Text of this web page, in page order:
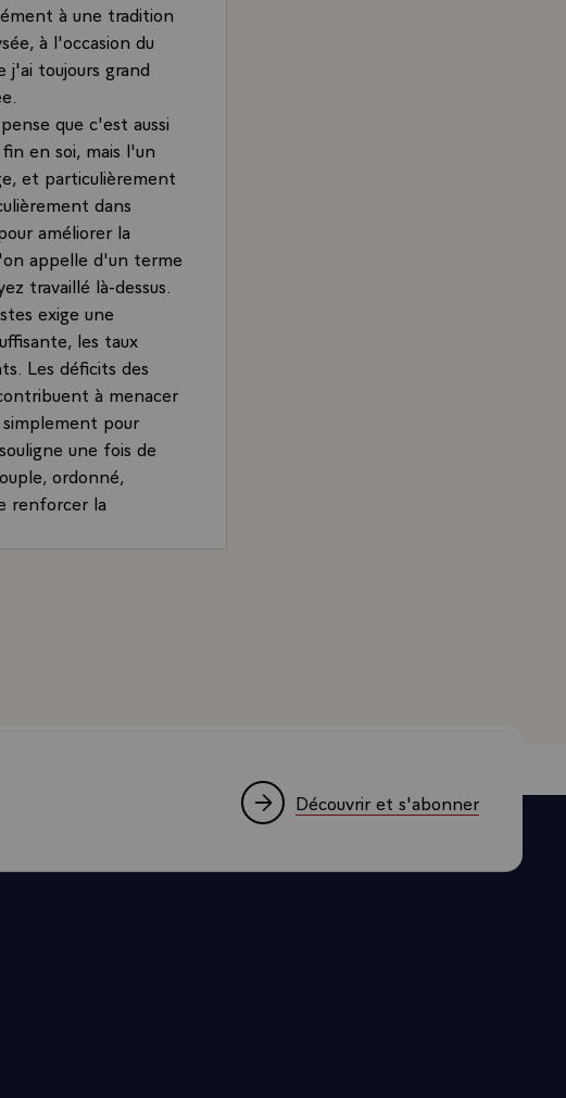
à une tradition
à l'occasion du
j'ai toujours grand
que c'est aussi
en soi, mais l'un
et particulièrement
dans
améliorer la
appelle d'un terme
travaillé là-dessus.
exige une
les taux
Les déficits des
à menacer
pour
une fois de
ordonné,
renforcer la
commerciales
de faire reculer
se faire que si elle
qu'ils soient
de l'Est. A l'heure
en doutions, ce
Mitterrand, Président de la République, sur le rôle de
Découvrir et s'abonner